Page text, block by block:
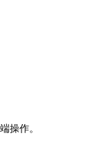
操作。